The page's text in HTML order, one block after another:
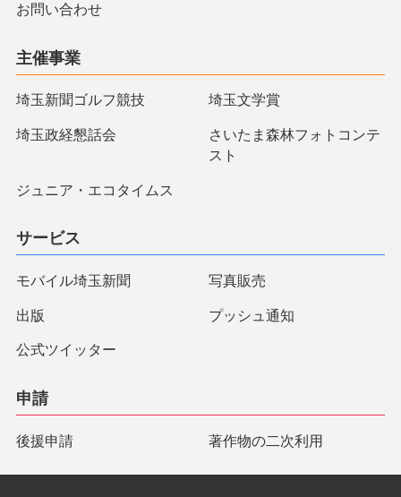
お問い合わせ
主催事業
埼玉新聞ゴルフ競技 埼玉文学賞
埼玉政経懇話会
さいたま森林フォトコンテ
スト
ジュニア・エコタイムス
サービス
モバイル埼玉新聞 写真販売
出版 プッシュ通知
公式ツイッター
申請
後援申請 著作物の二次利用